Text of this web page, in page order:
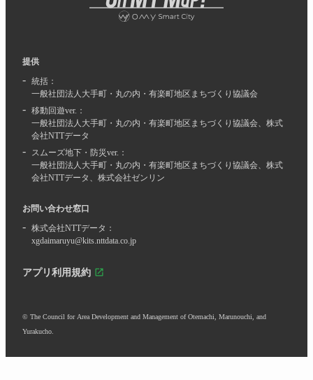
提供​
統括 ：
一般社団法人大手町・丸の内・有楽町地区まちづくり協議会
移動回遊ver. ：
一般社団法人大手町・丸の内・有楽町地区まちづくり協議会、株式
会社NTTデータ​
スムーズ地下・防災ver. ：
一般社団法人大手町・丸の内・有楽町地区まちづくり協議会、株式
会社NTTデータ、株式会社ゼンリン​
お問い合わせ窓口
株式会社NTTデータ ：
xgdaimaruyu@kits.nttdata.co.jp
アプリ利用規約
© The Council for Area Development and Management of Otemachi, Marunouchi, and
Yurakucho.